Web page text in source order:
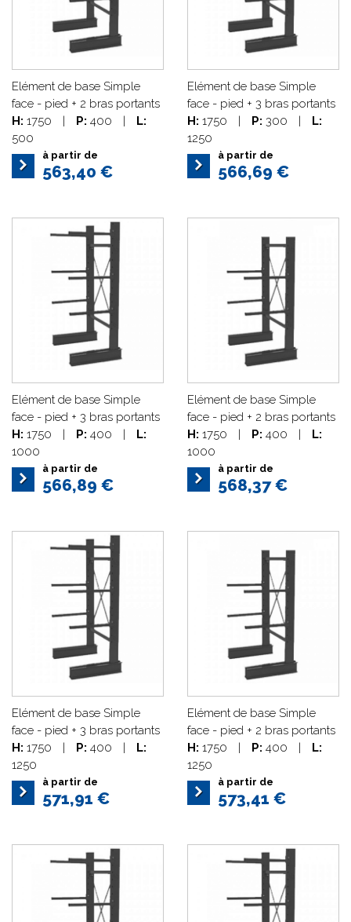
Elément de base Simple
face - pied + 2 bras portants
H: 1750 | P: 400 |
L:
500
à partir de
563,40 €
Elément de base Simple
face - pied + 3 bras portants
H: 1750 | P: 300 |
L:
1250
à partir de
566,69 €
Elément de base Simple
face - pied + 3 bras portants
H: 1750 | P: 400 |
L:
1000
à partir de
566,89 €
Elément de base Simple
face - pied + 2 bras portants
H: 1750 | P: 400 |
L:
1000
à partir de
568,37 €
Elément de base Simple
face - pied + 3 bras portants
H: 1750 | P: 400 |
L:
1250
à partir de
571,91 €
Elément de base Simple
face - pied + 2 bras portants
H: 1750 | P: 400 |
L:
1250
à partir de
573,41 €